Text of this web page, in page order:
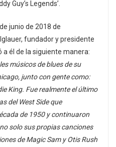
Guy’s Legends’.
junio de 2018 de
fundador y presidente
él de la siguiente manera:
músicos de blues de su
junto con gente como:
King. Fue realmente el último
del West Side que
de 1950 y continuaron
solo sus propias canciones
de Magic Sam y Otis Rush